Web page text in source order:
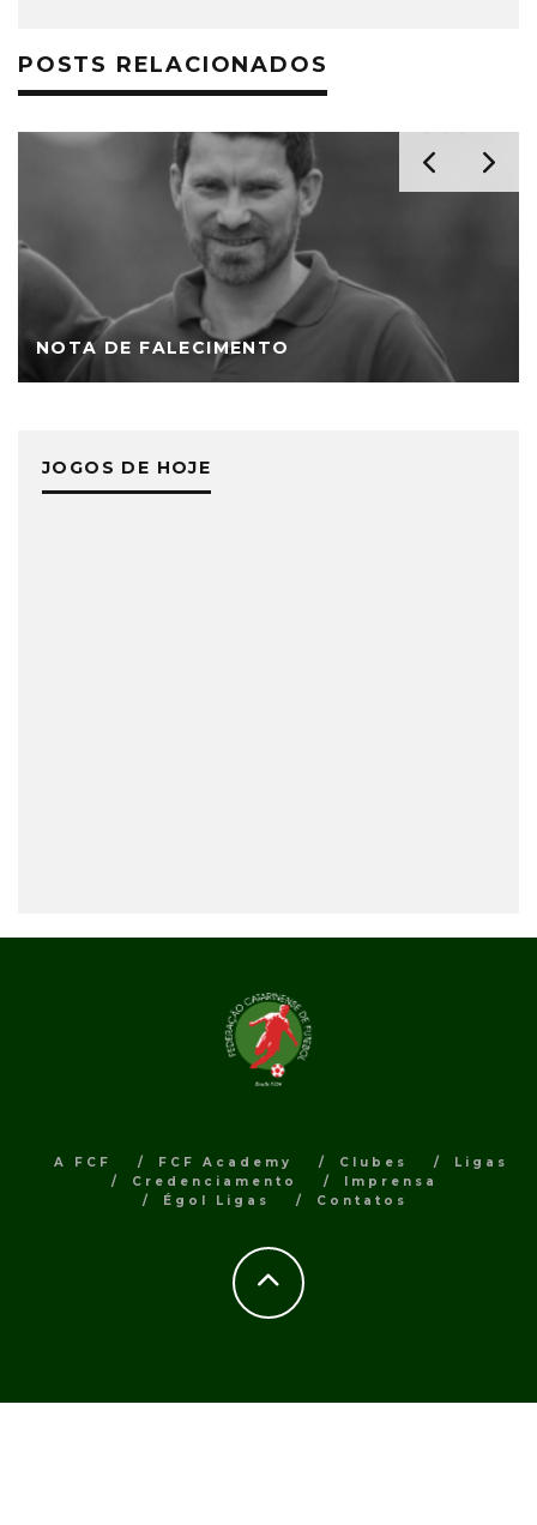
POSTS RELACIONADOS
NOTA DE FALECIMENTO
JOGOS DE HOJE
A FCF FCF Academy Clubes
Ligas
Credenciamento
Imprensa
Égol Ligas
Contatos